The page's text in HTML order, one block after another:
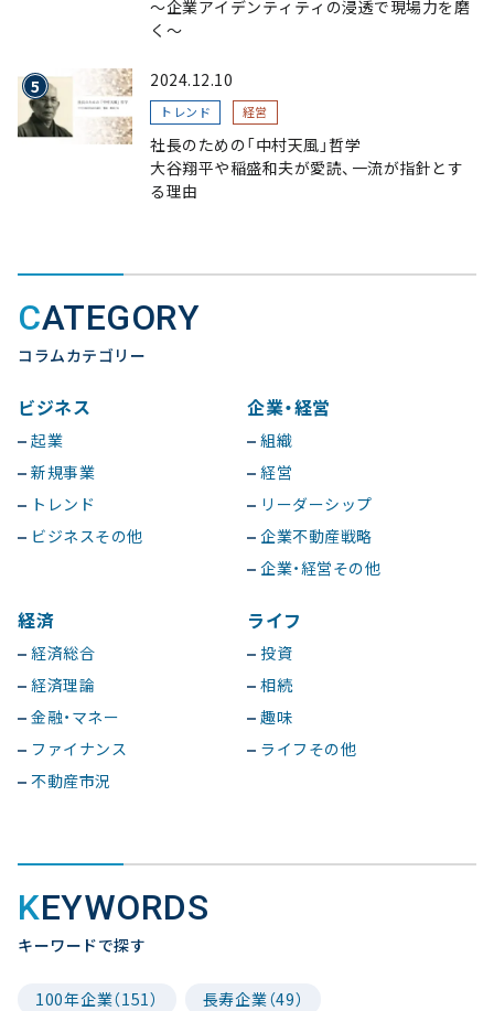
〜企業アイデンティティの浸透で現場力を磨
く〜
2024.12.10
トレンド 経営
社長のための「中村天風」哲学
大谷翔平や稲盛和夫が愛読、一流が指針とす
る理由
CATEGORY
コラムカテゴリー
ビジネス
起業
新規事業
トレンド
ビジネスその他
企業・経営
組織
経営
リーダーシップ
企業不動産戦略
企業・経営その他
経済
経済総合
経済理論
金融・マネー
ファイナンス
不動産市況
ライフ
投資
相続
趣味
ライフその他
KEYWORDS
キーワードで探す
100年企業（151）
長寿企業（49）